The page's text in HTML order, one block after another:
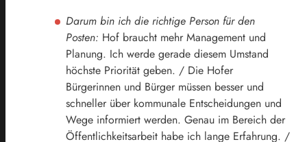
Darum bin ich die richtige Person für den
Posten: Hof braucht mehr Management und
Planung. Ich werde gerade diesem Umstand
höchste Priorität geben. / Die Hofer
Bürgerinnen und Bürger müssen besser und
schneller über kommunale Entscheidungen und
Wege informiert werden. Genau im Bereich der
Öffentlichkeitsarbeit habe ich lange Erfahrung. /